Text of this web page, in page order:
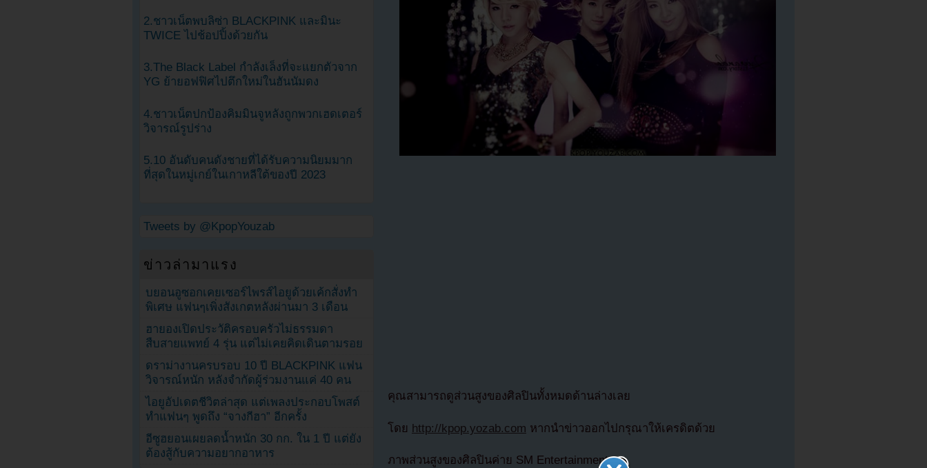
คุณสามารถดูส่วนสูงของศิลปินทั้งหมดด้านล่างเลย
โดย http://kpop.yozab.com หากนำข่าวออกไปกรุณาให้เครดิตด้วย
ภาพส่วนสูงของศิลปินค่าย SM Entertainment
2.ชาวเน็ตพบลิซ่า BLACKPINK และมินะ
TWICE ไปช้อปปิ้งด้วยกัน
3.The Black Label กำลังเล็งที่จะแยกตัวจาก
YG ย้ายอฟฟิศไปตึกใหม่ในฮันนัมดง
4.ชาวเน็ตปกป้องคิมมินจูหลังถูกพวกเฮดเตอร์
วิจารณ์รูปร่าง
5.10 อันดับคนดังชายที่ได้รับความนิยมมาก
ที่สุดในหมู่เกย์ในเกาหลีใต้ของปี 2023
Tweets by @KpopYouzab
ข่าวล่ามาแรง
บยอนอูซอกเคยเซอร์ไพรส์ไอยูด้วยเค้กสั่งทำ
พิเศษ แฟนๆเพิ่งสังเกตหลังผ่านมา 3 เดือน
ฮายองเปิดประวัติครอบครัวไม่ธรรมดา
สืบสายแพทย์ 4 รุ่น แต่ไม่เคยคิดเดินตามรอย
ดราม่างานครบรอบ 10 ปี BLACKPINK แฟน
วิจารณ์หนัก หลังจำกัดผู้ร่วมงานแค่ 40 คน
ไอยูอัปเดตชีวิตล่าสุด แต่เพลงประกอบโพสต์
ทำแฟนๆ พูดถึง “จางกีฮา” อีกครั้ง
อีซูฮยอนเผยลดน้ำหนัก 30 กก. ใน 1 ปี แต่ยัง
ต้องสู้กับความอยากอาหาร